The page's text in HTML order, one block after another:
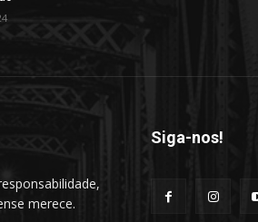
merece.
Siga-nos!